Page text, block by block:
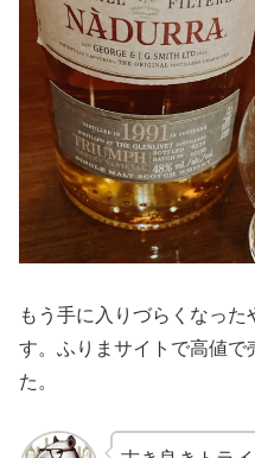
もう手に入りづらくなっ
す。ふりまサイトで高値
た。